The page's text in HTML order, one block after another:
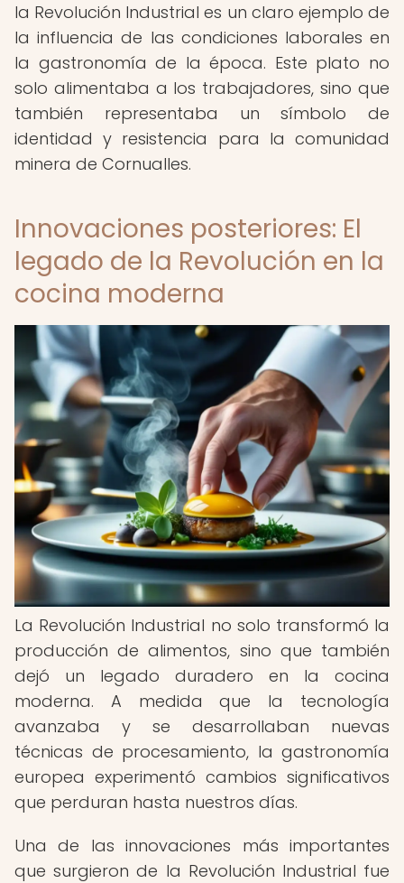
la Revolución Industrial es un claro ejemplo de
la influencia de las condiciones laborales en
la gastronomía de la época. Este plato no
solo alimentaba a los trabajadores, sino que
también representaba un símbolo de
identidad y resistencia para la comunidad
minera de Cornualles.
Innovaciones posteriores: El
legado de la Revolución en la
cocina moderna
La Revolución Industrial no solo transformó la
producción de alimentos, sino que también
dejó un legado duradero en la cocina
moderna. A medida que la tecnología
avanzaba y se desarrollaban nuevas
técnicas de procesamiento, la gastronomía
europea experimentó cambios significativos
que perduran hasta nuestros días.
Una de las innovaciones más importantes
que surgieron de la Revolución Industrial fue